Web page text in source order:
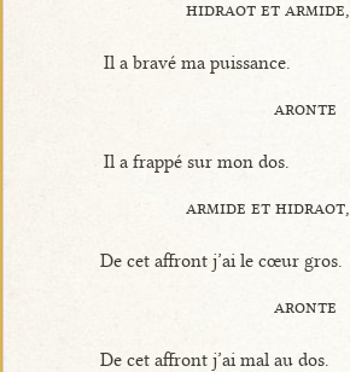
hidraot et armide,
Il a bravé ma puissance.
aronte
Il a frappé sur mon dos.
armide et hidraot,
De cet affront j’ai le cœur gros.
aronte
De cet affront j’ai mal au dos.